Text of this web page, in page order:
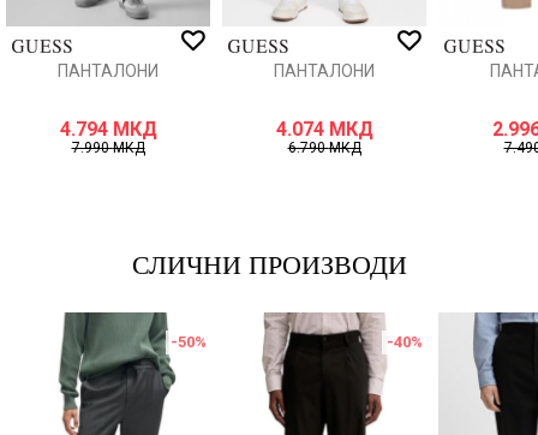
ИСПРАТИ
ПАНТАЛОНИ
4.794 МКД
7.990МКД
ПАНТАЛОНИ
4.074 МКД
6.790МКД
СЛИЧНИ ПРОИЗВОДИ
-50% -40%